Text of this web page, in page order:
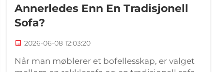
Annerledes Enn En Tradisjonell
Sofa?
2026-06-08 12:03:20
Når man møblerer et bofellesskap, er valget